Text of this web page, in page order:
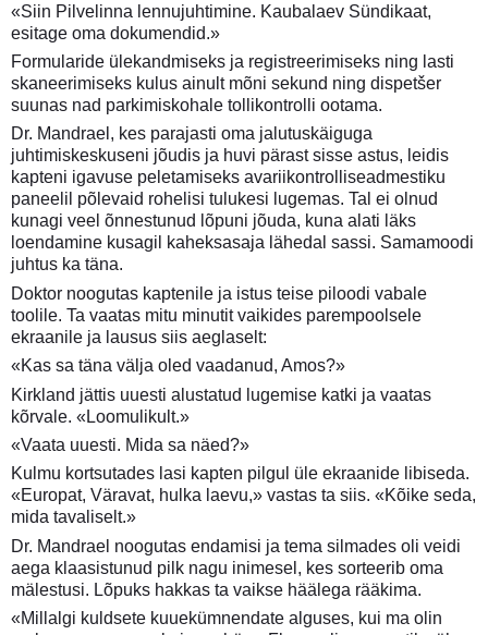
«Siin Pilvelinna lennujuhtimine. Kaubalaev Sündikaat,
esitage oma dokumendid.»
Formularide ülekandmiseks ja registreerimiseks ning lasti
skaneerimiseks kulus ainult mõni sekund ning dispetšer
suunas nad parkimiskohale tollikontrolli ootama.
Dr. Mandrael, kes parajasti oma jalutuskäiguga
juhtimiskeskuseni jõudis ja huvi pärast sisse astus, leidis
kapteni igavuse peletamiseks avariikontrolliseadmestiku
paneelil põlevaid rohelisi tulukesi lugemas. Tal ei olnud
kunagi veel õnnestunud lõpuni jõuda, kuna alati läks
loendamine kusagil kaheksasaja lähedal sassi. Samamoodi
juhtus ka täna.
Doktor noogutas kaptenile ja istus teise piloodi vabale
toolile. Ta vaatas mitu minutit vaikides parempoolsele
ekraanile ja lausus siis aeglaselt:
«Kas sa täna välja oled vaadanud, Amos?»
Kirkland jättis uuesti alustatud lugemise katki ja vaatas
kõrvale. «Loomulikult.»
«Vaata uuesti. Mida sa näed?»
Kulmu kortsutades lasi kapten pilgul üle ekraanide libiseda.
«Europat, Väravat, hulka laevu,» vastas ta siis. «Kõike seda,
mida tavaliselt.»
Dr. Mandrael noogutas endamisi ja tema silmades oli veidi
aega klaasistunud pilk nagu inimesel, kes sorteerib oma
mälestusi. Lõpuks hakkas ta vaikse häälega rääkima.
«Millalgi kuldsete kuuekümnendate alguses, kui ma olin